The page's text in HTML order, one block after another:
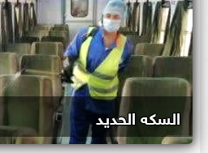
السكه الحديد